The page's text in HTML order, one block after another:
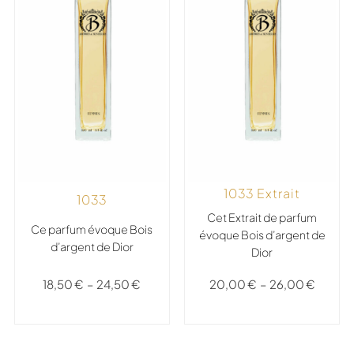
1033
Ce parfum évoque Bois
d’argent de Dior
18,50€ – 24,50€
1033 Extrait
Cet Extrait de parfum
évoque Bois d’argent de
Dior
20,00€ – 26,00€